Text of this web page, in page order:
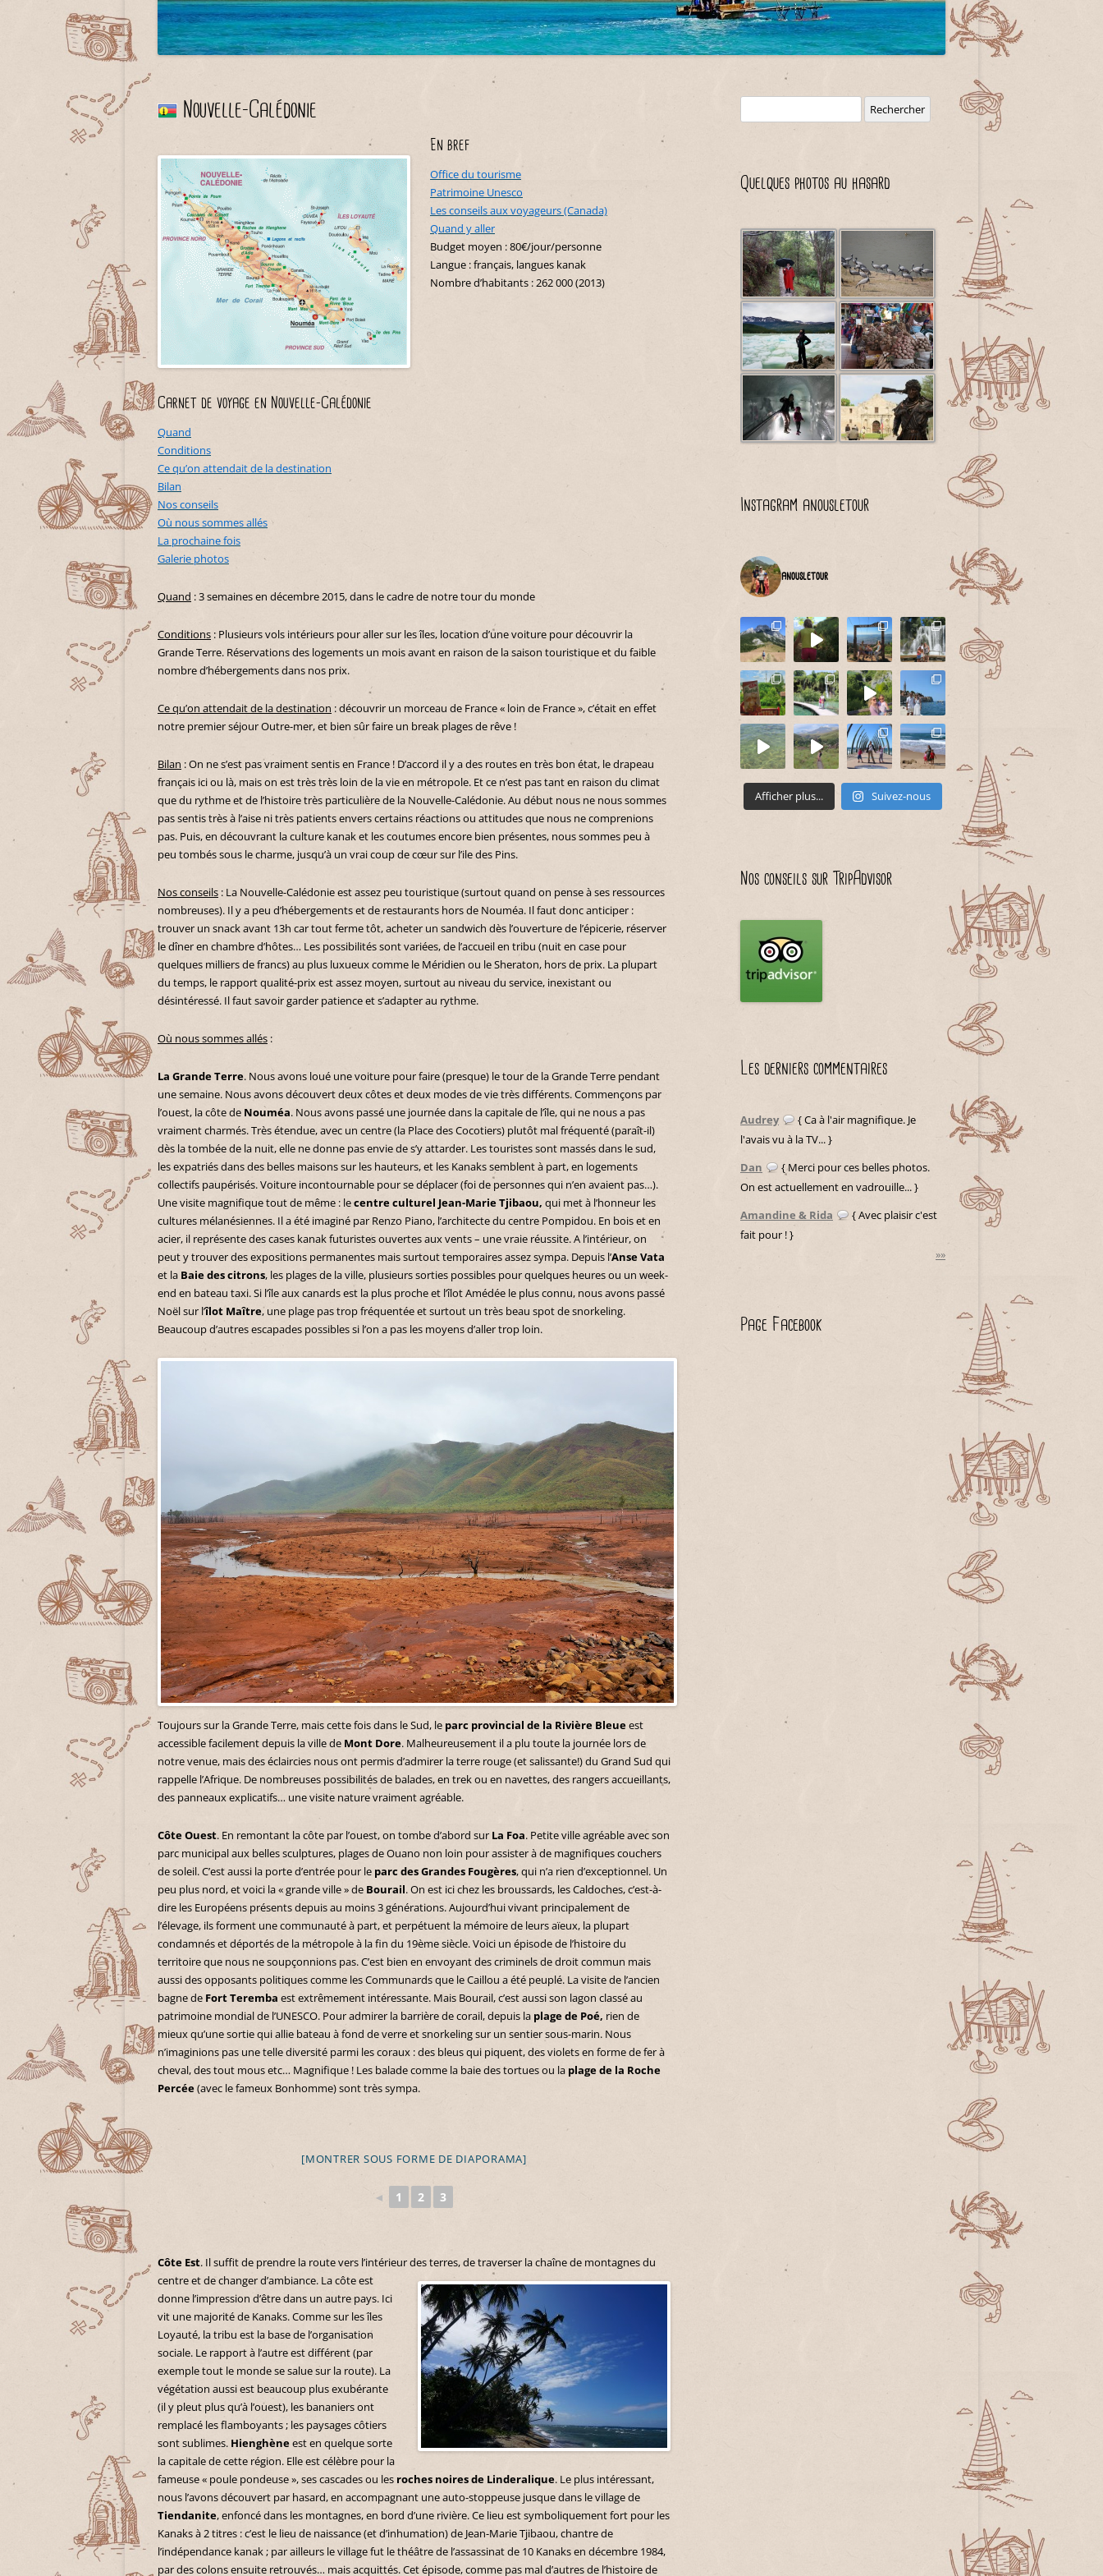
Sénégal
Tunisie
Costa Rica
Cuba
Pérou
République Dominicaine
Saint-Martin
Indonésie
Japon
Belgique
Croatie
Monténégro
Nouvelle-Zélande
Polynésie française
Nouvelle-Calédonie
En bref
Office du tourisme
Patrimoine Unesco
Les conseils aux voyageurs (Canada)
Quand y aller
Budget moyen : 80€/jour/personne
Langue : français, langues kanak
Nombre d’habitants : 262 000 (2013)
Carnet de voyage en Nouvelle-Calédonie
Quand
Conditions
Ce qu’on attendait de la destination
Bilan
Nos conseils
Où nous sommes allés
La prochaine fois
Galerie photos
Quand : 3 semaines en décembre 2015, dans le cadre de notre tour du monde
Conditions : Plusieurs vols intérieurs pour aller sur les îles, location d’une voiture pour découvrir la
Grande Terre. Réservations des logements un mois avant en raison de la saison touristique et du faible
nombre d’hébergements dans nos prix.
Ce qu’on attendait de la destination : découvrir un morceau de France « loin de France », c’était en effet
notre premier séjour Outre-mer, et bien sûr faire un break plages de rêve !
Bilan : On ne s’est pas vraiment sentis en France ! D’accord il y a des routes en très bon état, le drapeau
français ici ou là, mais on est très très loin de la vie en métropole. Et ce n’est pas tant en raison du climat
que du rythme et de l’histoire très particulière de la Nouvelle-Calédonie. Au début nous ne nous sommes
pas sentis très à l’aise ni très patients envers certains réactions ou attitudes que nous ne comprenions
pas. Puis, en découvrant la culture kanak et les coutumes encore bien présentes, nous sommes peu à
peu tombés sous le charme, jusqu’à un vrai coup de cœur sur l’ile des Pins.
Nos conseils : La Nouvelle-Calédonie est assez peu touristique (surtout quand on pense à ses ressources
nombreuses). Il y a peu d’hébergements et de restaurants hors de Nouméa. Il faut donc anticiper :
trouver un snack avant 13h car tout ferme tôt, acheter un sandwich dès l’ouverture de l’épicerie, réserver
le dîner en chambre d’hôtes… Les possibilités sont variées, de l’accueil en tribu (nuit en case pour
quelques milliers de francs) au plus luxueux comme le Méridien ou le Sheraton, hors de prix. La plupart
du temps, le rapport qualité-prix est assez moyen, surtout au niveau du service, inexistant ou
désintéressé. Il faut savoir garder patience et s’adapter au rythme.
Où nous sommes allés :
La Grande Terre. Nous avons loué une voiture pour faire (presque) le tour de la Grande Terre pendant
une semaine. Nous avons découvert deux côtes et deux modes de vie très différents.Commençons par
l’ouest, la côte de Nouméa. Nous avons passé une journée dans la capitale de l’île, qui ne nous a pas
vraiment charmés. Très étendue, avec un centre (la Place des Cocotiers) plutôt mal fréquenté (paraît-il)
dès la tombée de la nuit, elle ne donne pas envie de s’y attarder. Les touristes sont massés dans le sud,
les expatriés dans des belles maisons sur les hauteurs, et les Kanaks semblent à part, en logements
collectifs paupérisés. Voiture incontournable pour se déplacer (foi de personnes qui n’en avaient pas…).
Une visite magnifique tout de même : lecentre culturel Jean-Marie Tjibaou, qui met à l’honneur les
cultures mélanésiennes. Il a été imaginé par Renzo Piano, l’architecte du centre Pompidou. En bois et en
acier, il représente des cases kanak futuristes ouvertes aux vents – une vraie réussite. A l’intérieur, on
peut y trouver des expositions permanentes mais surtout temporaires assez sympa. Depuis l’Anse Vata
et la Baie des citrons, les plages de la ville, plusieurs sorties possibles pour quelques heures ou un week-
end en bateau taxi. Si l’île aux canards est la plus proche et l’îlot Amédée le plus connu, nous avons passé
Noël sur l’îlot Maître, une plage pas trop fréquentée et surtout un très beau spot de snorkeling.
Beaucoup d’autres escapades possibles si l’on a pas les moyens d’aller trop loin.
Toujours sur la Grande Terre, mais cette fois dans le Sud, le parc provincial de la Rivière Bleueest
accessible facilement depuis la ville de Mont Dore. Malheureusement il a plu toute la journée lors de
notre venue, mais des éclaircies nous ont permis d’admirer la terre rouge (et salissante!) du Grand Sud qui
rappelle l’Afrique. De nombreuses possibilités de balades, en trek ou en navettes, des rangers accueillants,
des panneaux explicatifs… une visite nature vraiment agréable.
Côte Ouest. En remontant la côte par l’ouest, on tombe d’abord sur La Foa. Petite ville agréable avec son
parc municipal aux belles sculptures, plages de Ouano non loin pour assister à de magnifiques couchers
de soleil. C’est aussi la porte d’entrée pour le parc des Grandes Fougères, qui n’a rien d’exceptionnel. Un
peu plus nord, et voici la « grande ville » de Bourail. On est ici chez les broussards, les Caldoches, c’est-à-
dire les Européens présents depuis au moins 3 générations. Aujourd’hui vivant principalement de
l’élevage, ils forment une communauté à part, et perpétuent la mémoire de leurs aïeux, la plupart
condamnés et déportés de la métropole à la fin du 19ème siècle. Voici un épisode de l’histoire du
territoire que nous ne soupçonnions pas. C’est bien en envoyant des criminels de droit commun mais
aussi des opposants politiques comme les Communards que le Caillou a été peuplé. La visite de l’ancien
bagne de Fort Teremba est extrêmement intéressante. Mais Bourail, c’est aussi son lagon classé au
patrimoine mondial de l’UNESCO. Pour admirer la barrière de corail, depuis la plage de Poé, rien de
mieux qu’une sortie qui allie bateau à fond de verre et snorkeling sur un sentier sous-marin. Nous
n’imaginions pas une telle diversité parmi les coraux : des bleus qui piquent, des violets en forme de fer à
cheval, des tout mous etc… Magnifique ! Les balade comme la baie des tortues ou la plage de la Roche
Percée(avec le fameux Bonhomme) sont très sympa.
[MONTRER SOUS FORME DE DIAPORAMA]
◄ 1 2 3
Côte Est. Il suffit de prendre la route vers l’intérieur des terres, de traverser la chaîne de montagnes du
centre et de changer d’ambiance. La côte est
donne l’impression d’être dans un autre pays. Ici
vit une majorité de Kanaks. Comme sur les îles
Loyauté, la tribu est la base de l’organisation
sociale. Le rapport à l’autre est différent (par
exemple tout le monde se salue sur la route). La
végétation aussi est beaucoup plus exubérante
(il y pleut plus qu’à l’ouest), les bananiers ont
remplacé les flamboyants ; les paysages côtiers
sont sublimes. Hienghèneest en quelque sorte
la capitale de cette région. Elle est célèbre pour la
fameuse « poule pondeuse », ses cascades ou les roches noires de Linderalique. Le plus intéressant,
nous l’avons découvert par hasard, en accompagnant une auto-stoppeuse jusque dans le village de
Tiendanite, enfoncé dans les montagnes, en bord d’une rivière. Ce lieu est symboliquement fort pour les
Kanaks à 2 titres : c’est le lieu de naissance (et d’inhumation) de Jean-Marie Tjibaou, chantre de
l’indépendance kanak ; par ailleurs le village fut le théâtre de l’assassinat de 10 Kanaks en décembre 1984,
par des colons ensuite retrouvés… mais acquittés. Cet épisode, comme pas mal d’autres de l’histoire de
Quelques photos au hasard
Instagram anousletour
anousletour
Afficher plus... Suivez-nous
Nos conseils sur TripAdvisor
Les derniers commentaires
Audrey
{ Ca à l'air magnifique. Je
l'avais vu à la TV... }
Dan
{ Merci pour ces belles photos.
On est actuellement en vadrouille... }
Amandine & Rida
{ Avec plaisir c'est
fait pour ! }
»»
Page Facebook